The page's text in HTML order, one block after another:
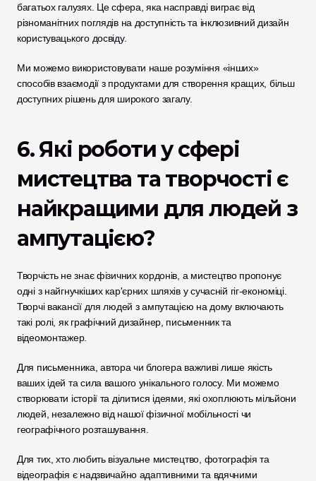
багатьох галузях. Це сфера, яка насправді виграє від
різноманітних поглядів на доступність та інклюзивний дизайн
користувацького досвіду.
Ми можемо використовувати наше розуміння «інших»
способів взаємодії з продуктами для створення кращих, більш
доступних рішень для широкого загалу.
6. Які роботи у сфері
мистецтва та творчості є
найкращими для людей з
ампутацією?
Творчість не знає фізичних кордонів, а мистецтво пропонує
одні з найгнучкіших кар'єрних шляхів у сучасній гіг-економіці.
Творчі вакансії для людей з ампутацією на дому включають
такі ролі, як графічний дизайнер, письменник та
відеомонтажер.
Для письменника, автора чи блогера важливі лише якість
ваших ідей та сила вашого унікального голосу. Ми можемо
створювати історії та ділитися ідеями, які охоплюють мільйони
людей, незалежно від нашої фізичної мобільності чи
географічного розташування.
Для тих, хто любить візуальне мистецтво, фотографія та
відеографія є надзвичайно адаптивними та вдячними